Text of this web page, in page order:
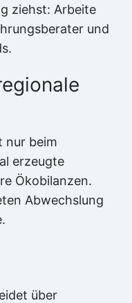
ziehst: Arbeite
und
nur beim
erzeugte
Ökobilanzen.
Abwechslung
über